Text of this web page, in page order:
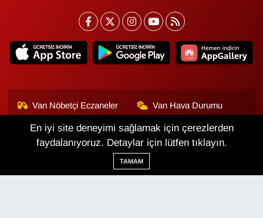
Van Nöbetçi Eczaneler Van Hava Durumu
Van Namaz Vakitleri
Van Trafik Yoğunluk
Haritası
Puan Durumu ve Fikstür
En iyi site deneyimi sağlamak için çerezlerden
faydalanıyoruz. Detaylar için lütfen tıklayın.
TAMAM